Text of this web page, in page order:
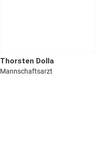
Thorsten Dolla
Mannschaftsarzt